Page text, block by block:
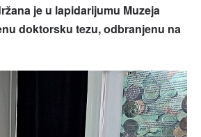
je u lapidarijumu Muzeja
doktorsku tezu, odbranjenu na